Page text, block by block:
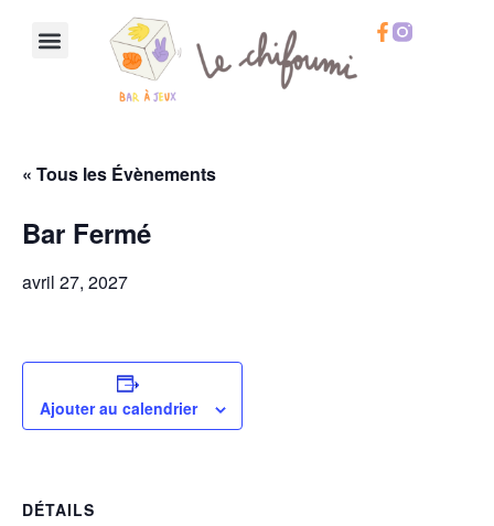
« Tous les Évènements
Bar Fermé
avril 27, 2027
Ajouter au calendrier
DÉTAILS